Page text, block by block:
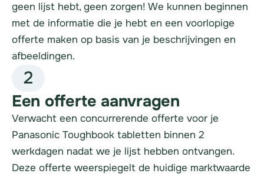
geen lijst hebt, geen zorgen! We kunnen beginnen
met de informatie die je hebt en een voorlopige
offerte maken op basis van je beschrijvingen en
afbeeldingen.
2
Een offerte aanvragen
Verwacht een concurrerende offerte voor je
Panasonic Toughbook tabletten binnen 2
werkdagen nadat we je lijst hebben ontvangen.
Deze offerte weerspiegelt de huidige marktwaarde